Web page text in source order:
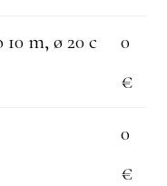
m, ø 20 c
0
€
0
€